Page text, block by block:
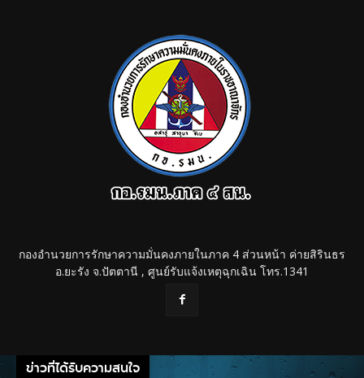
กองอำนวยการรักษาความมั่นคงภายในภาค 4 ส่วนหน้า ค่ายสิรินธร
อ.ยะรัง จ.ปัตตานี , ศูนย์รับแจ้งเหตุฉุกเฉิน โทร.1341
ข่าวที่ได้รับความสนใจ